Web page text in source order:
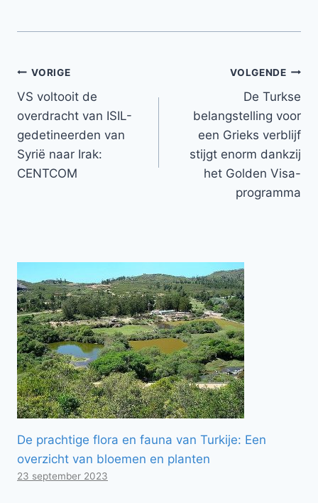
Bericht
navigatie
VORIGE
VS voltooit de
overdracht van ISIL-
gedetineerden van
Syrië naar Irak:
CENTCOM
VOLGENDE
De Turkse
belangstelling voor
een Grieks verblijf
stijgt enorm dankzij
het Golden Visa-
programma
De prachtige flora en fauna van Turkije: Een
overzicht van bloemen en planten
23 september 2023